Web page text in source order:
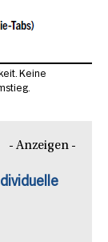
Keine
- Anzeigen -